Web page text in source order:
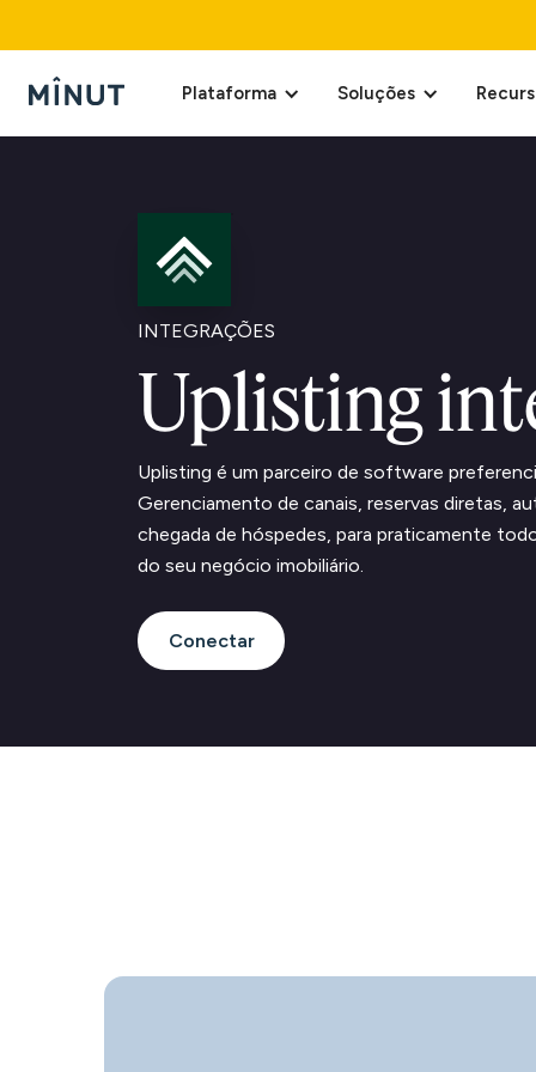
Plataforma Soluções
INTEGRAÇÕES
Uplisting
Uplisting é um parceiro de software
Gerenciamento de canais, reservas diretas,
chegada de hóspedes, para praticamente
do seu negócio imobiliário.
Conectar